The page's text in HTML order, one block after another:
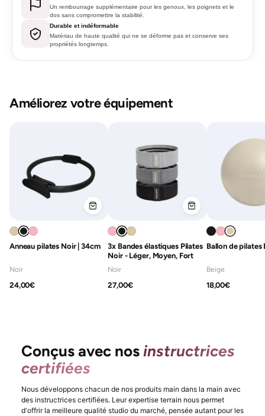
Un rembourrage supplémentaire pour les genoux, les poignets et le
dos sans compromettre la stabilité.
Durable et indéformable
Matériau de haute qualité qui ne se déforme pas et conserve ses
propriétés longtemps.
Améliorez votre équipement
Anneau pilates Noir | 34cm
Noir
24,00€
3x Bandes élastiques Pilates
Noir - Léger, Moyen, Fort
Noir
27,00€
Ballon de pilates
Beige
18,00€
Conçus avec nosinstructrices
certifiées
Nous développons chacun de nos produits main dans la main avec
des instructrices certifiées. Leur expertise terrain nous permet
d'offrir la meilleure qualité studio du marché, pensée autant pour les